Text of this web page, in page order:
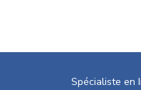
Spécialiste en